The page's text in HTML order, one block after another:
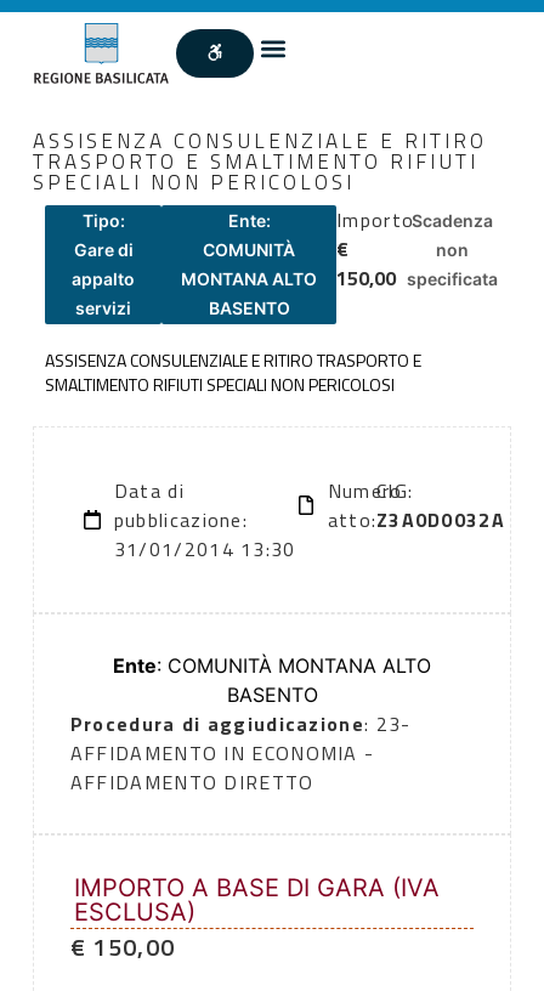
ASSISENZA CONSULENZIALE E RITIRO
TRASPORTO E SMALTIMENTO RIFIUTI
SPECIALI NON PERICOLOSI
Tipo:
Gare di
appalto
servizi
Ente:
COMUNITÀ
MONTANA ALTO
BASENTO
Importo
€
150,00
Scadenza
non
specificata
ASSISENZA CONSULENZIALE E RITIRO TRASPORTO E
SMALTIMENTO RIFIUTI SPECIALI NON PERICOLOSI
Data di
pubblicazione:
31/01/2014 13:30
Numero
atto:
CIG:
Z3A0D0032A
Ente: COMUNITÀ MONTANA ALTO
BASENTO
Procedura di aggiudicazione: 23-
AFFIDAMENTO IN ECONOMIA -
AFFIDAMENTO DIRETTO
IMPORTO A BASE DI GARA (IVA
ESCLUSA)
€ 150,00